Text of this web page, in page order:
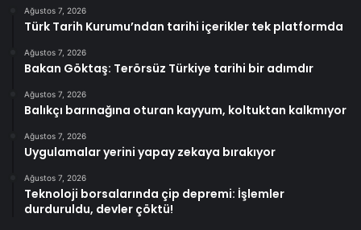
Ağustos 7, 2026
Türk Tarih Kurumu’ndan tarihi içerikler tek platformda
Ağustos 7, 2026
Bakan Göktaş: Terörsüz Türkiye tarihi bir adımdır
Ağustos 7, 2026
Balıkçı barınağına oturan kayyum, koltuktan kalkmıyor
Ağustos 7, 2026
Uygulamalar yerini yapay zekaya bırakıyor
Ağustos 7, 2026
Teknoloji borsalarında çip depremi: İşlemler
durduruldu, devler çöktü!